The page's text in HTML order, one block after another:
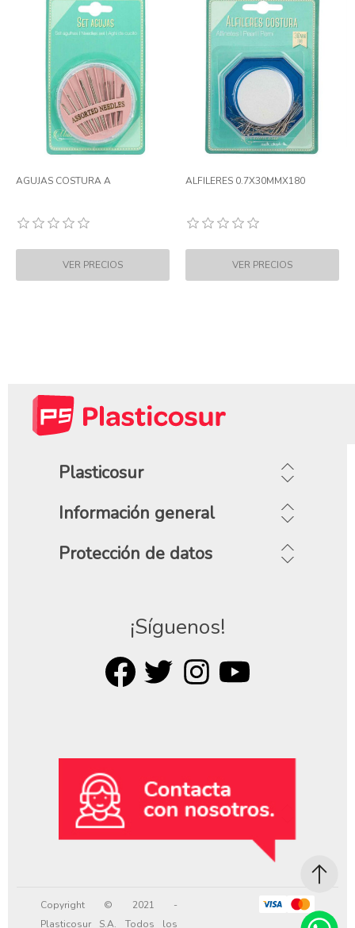
AGUJAS COSTURA A ALFILERES 0.7X30MMX180
Plasticosur
Información general
Protección de datos
¡Síguenos!
Copyright © 2021 -
Plasticosur S.A. Todos los